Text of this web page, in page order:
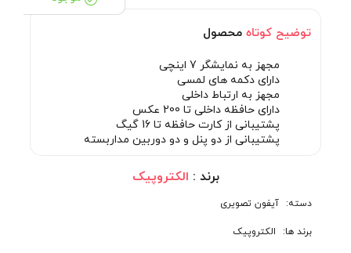
توضیح کوتاه محصول
مجهز به نمایشگر 7 اینچی
دارای دکمه های لمسی
مجهز به ارتباط داخلی
دارای حافظه داخلی تا 200 عکس
پشتیبانی از کارت حافظه تا 16 گیگ
پشتیبانی از دو پنل و دو دوربین مداربسته
برند : الکتروپیک
دسته: آیفون تصویری
برند ها: الکتروپیک